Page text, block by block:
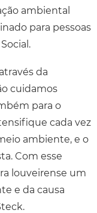
ambiental
para pessoas
da
cuidamos
para o
cada vez
ambiente, e o
Com esse
louveirense um
e da causa